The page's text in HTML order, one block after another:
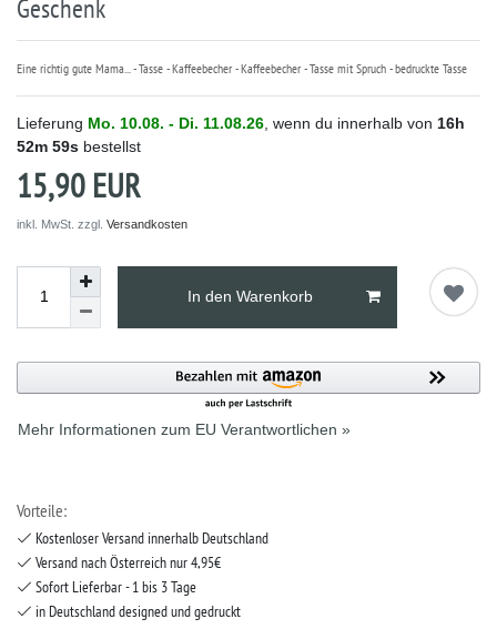
Geschenk
Eine richtig gute Mama... - Tasse - Kaffeebecher - Kaffeebecher - Tasse mit Spruch - bedruckte Tasse
Lieferung Mo. 10.08. - Di. 11.08.26 , wenn du innerhalb von 16h
52m 59s bestellst
15,90 EUR
inkl. MwSt. zzgl. Versandkosten
In den Warenkorb
Mehr Informationen zum EU Verantwortlichen »
Vorteile:
Kostenloser Versand innerhalb Deutschland
Versand nach Österreich nur 4,95€
Sofort Lieferbar - 1 bis 3 Tage
in Deutschland designed und gedruckt